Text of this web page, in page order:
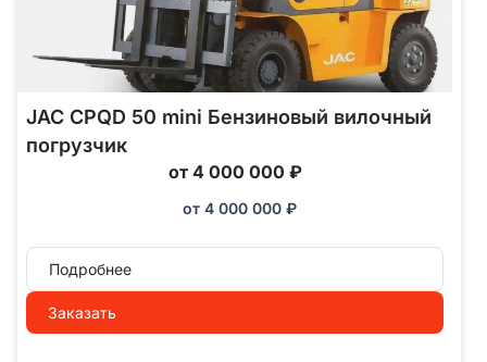
JAC CPQD 50 mini Бензиновый вилочный
погрузчик
от 4 000 000 ₽
от 4 000 000 ₽
Подробнее
Заказать